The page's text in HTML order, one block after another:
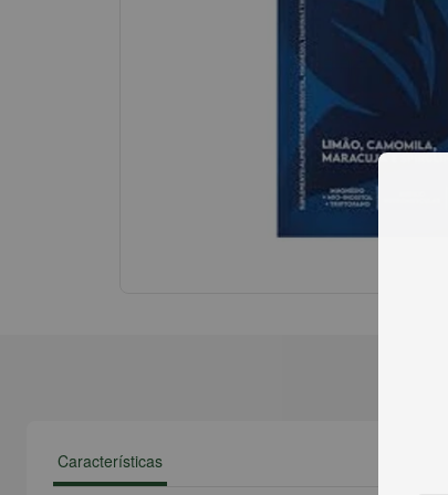
Características